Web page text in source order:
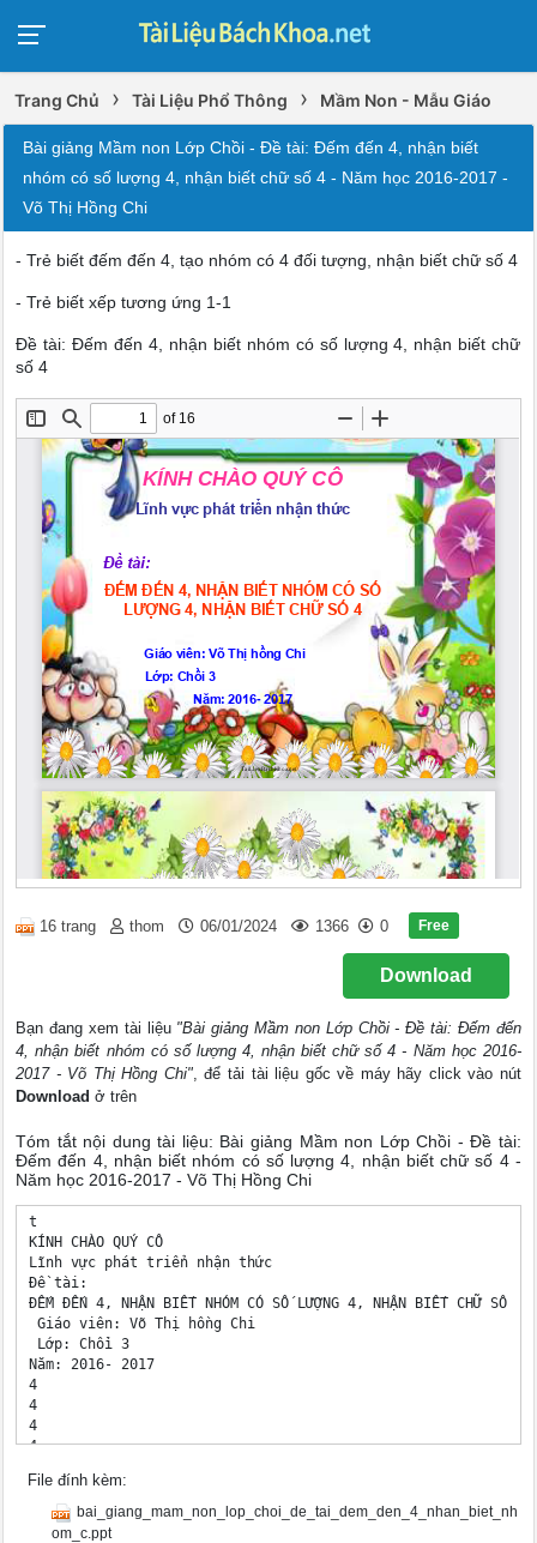
Trang Chủ › Tài Liệu Phổ Thông › Mầm Non - Mẫu Giáo
Bài giảng Mầm non Lớp Chồi - Đề tài: Đếm đến 4, nhận biết
nhóm có số lượng 4, nhận biết chữ số 4 - Năm học 2016-2017 -
Võ Thị Hồng Chi
- Trẻ biết đếm đến 4, tạo nhóm có 4 đối tượng, nhận biết chữ số 4
- Trẻ biết xếp tương ứng 1-1
Đề tài: Đếm đến 4, nhận biết nhóm có số lượng 4, nhận biết chữ
số 4
16 trang thom 06/01/2024 1366 0 Free
Download
Bạn đang xem tài liệu "Bài giảng Mầm non Lớp Chồi - Đề tài: Đếm đến
4, nhận biết nhóm có số lượng 4, nhận biết chữ số 4 - Năm học 2016-
2017 - Võ Thị Hồng Chi", để tải tài liệu gốc về máy hãy click vào nút
Download ở trên
Tóm tắt nội dung tài liệu: Bài giảng Mầm non Lớp Chồi - Đề tài:
Đếm đến 4, nhận biết nhóm có số lượng 4, nhận biết chữ số 4 -
Năm học 2016-2017 - Võ Thị Hồng Chi
t
KÍNH CHÀO QUÝ CÔ
Lĩnh vực phát triển nhận thức
Đề tài:
ĐẾM ĐẾN 4, NHẬN BIẾT NHÓM CÓ SỐ LƯỢNG 4, NHẬN BIẾT CHỮ SỐ 4
Giáo viên: Võ Thị hồng Chi
Lớp: Chồi 3
Năm: 2016- 2017
4
4
4
4
4
File đính kèm:
bai_giang_mam_non_lop_choi_de_tai_dem_den_4_nhan_biet_nh
om_c.ppt